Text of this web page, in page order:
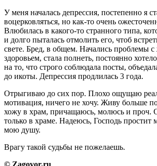
У меня началась депрессия, постепенно я
воцерковляться, но как-то очень
Влюбилась в какого-то странного типа,
и долго пыталась отмолить его, чтоб
свете. Бред, в общем. Начались проблемы
здоровьем, стала полнеть, постоянно
на то, что строго соблюдала посты,
до икоты. Депрессия продлилась 3 года.
Отрыгиваю до сих пор. Плохо ощущаю
мотивация, ничего не хочу. Живу больше
хожу в храм, причащаюсь, молюсь и проч.
только в храме. Надеюсь, Господь простит
мою душу.
Врагу такой судьбы не пожелаешь.
© Zagovor.ru